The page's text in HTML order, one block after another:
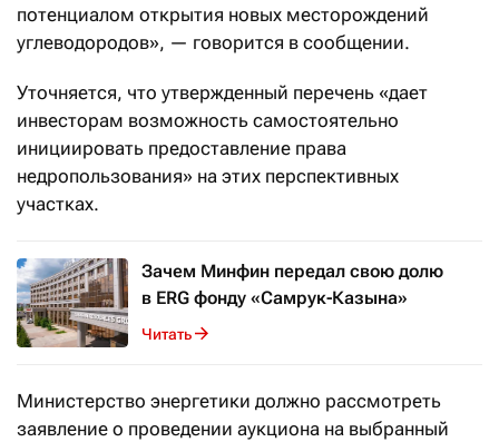
потенциалом открытия новых месторождений
углеводородов», — говорится в сообщении.
Уточняется, что утвержденный перечень «дает
инвесторам возможность самостоятельно
инициировать предоставление права
недропользования» на этих перспективных
участках.
Зачем Минфин передал свою долю
в ERG фонду «Самрук-Казына»
Читать
Министерство энергетики должно рассмотреть
заявление о проведении аукциона на выбранный